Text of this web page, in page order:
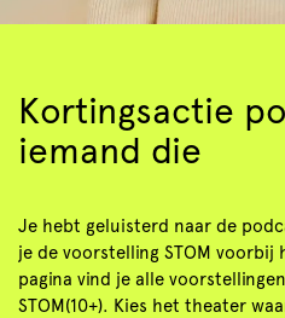
Kortingsactie
iemand die
Je hebt geluisterd naar de
je de voorstelling STOM
pagina vind je alle
STOM(10+). Kies het theater